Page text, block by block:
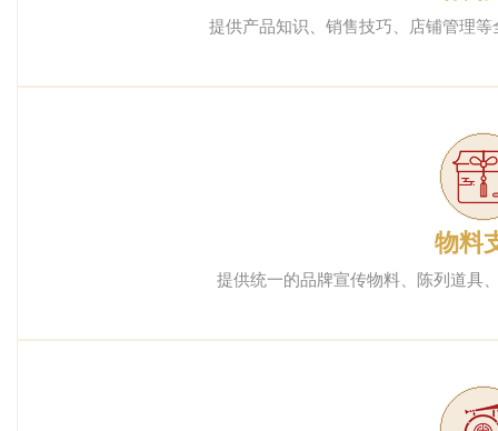
提供产品知识、销售技巧、店铺管理
物料
提供统一的品牌宣传物料、陈列道具